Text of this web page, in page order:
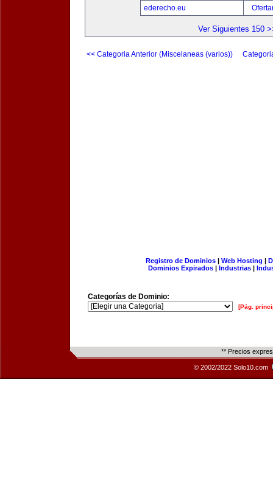
ederecho.eu
Ver Siguientes 150
<< Categoria Anterior (Miscelaneas (varios))
Registro de Dominios| Web Hosting |
Dominios Expirados | Industrias |
Categorías de Dominio:
[Pág.
** Precios
© 2002/2022 Solo10.com